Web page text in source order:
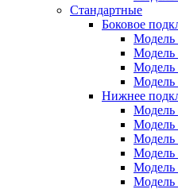
Стандартные
Боковое
Модель
Модель
Модель
Модель
Нижнее
Модель
Модель
Модель
Модель
Модель
Модель